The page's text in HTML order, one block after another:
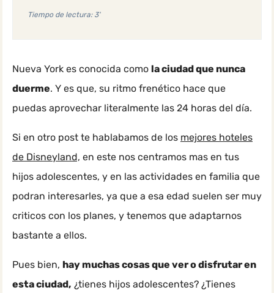
Tiempo de lectura: 3'
Nueva York es conocida como la ciudad que nunca
duerme. Y es que, su ritmo frenético hace que
puedas aprovechar literalmente las 24 horas del día.
Si en otro post te hablabamos de los mejores hoteles
de Disneyland, en este nos centramos mas en tus
hijos adolescentes, y en las actividades en familia que
podran interesarles, ya que a esa edad suelen ser muy
criticos con los planes, y tenemos que adaptarnos
bastante a ellos.
Pues bien, hay muchas cosas que ver o disfrutar en
esta ciudad, ¿tienes hijos adolescentes? ¿Tienes